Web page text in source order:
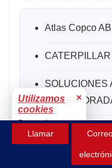
Atlas Copco AB
SOLUCIONES
HEXAGON AB,
KOMATSU
Llamar
Utilizamos
cookies
×
Para mejorar tu
experiencia.